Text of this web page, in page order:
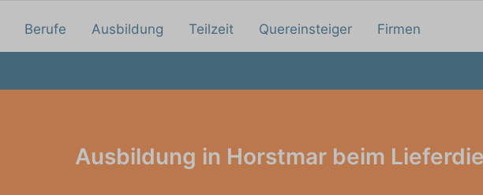
Berufe Ausbildung Teilzeit Quereinsteiger Firmen
Ausbildung in Horstmar beim